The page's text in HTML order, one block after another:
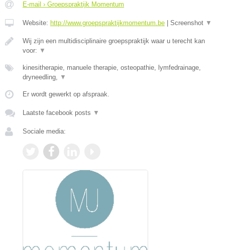
E-mail › Groepspraktijk Momentum
Website: http://www.groepspraktijkmomentum.be Screenshot ▼
Wij zijn een multidisciplinaire groepspraktijk waar u terecht kan
voor: ▼
kinesitherapie, manuele therapie, osteopathie, lymfedrainage,
dryneedling, ▼
Er wordt gewerkt op afspraak.
Laatste facebook posts ▼
Sociale media: